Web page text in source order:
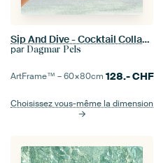
Sip And Dive - Cocktail Collage Art Print
par Dagmar Pels
ArtFrame™ –60×80cm 128.-CHF
Choisissez vous-même la dimension